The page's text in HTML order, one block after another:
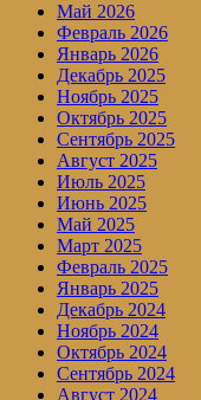
Май 2026
Февраль 2026
Январь 2026
Декабрь 2025
Ноябрь 2025
Октябрь 2025
Сентябрь 2025
Август 2025
Июль 2025
Июнь 2025
Май 2025
Март 2025
Февраль 2025
Январь 2025
Декабрь 2024
Ноябрь 2024
Октябрь 2024
Сентябрь 2024
Август 2024